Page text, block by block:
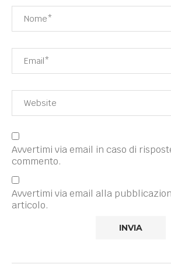
Avvertimi via email in caso di
commento.
Avvertimi via email alla
articolo.